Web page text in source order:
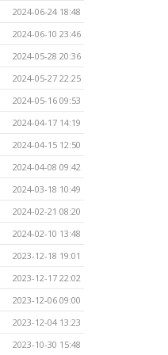
2024-06-24 18:48
2024-06-10 23:46
2024-05-28 20:36
2024-05-27 22:25
2024-05-16 09:53
2024-04-17 14:19
2024-04-15 12:50
2024-04-08 09:42
2024-03-18 10:49
2024-02-21 08:20
2024-02-10 13:48
2023-12-18 19:01
2023-12-17 22:02
2023-12-06 09:00
2023-12-04 13:23
2023-10-30 15:48